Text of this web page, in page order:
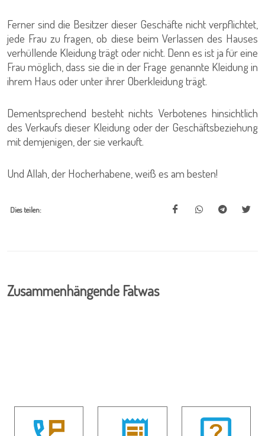
Ferner sind die Besitzer dieser Geschäfte nicht verpflichtet,
jede Frau zu fragen, ob diese beim Verlassen des Hauses
verhüllende Kleidung trägt oder nicht. Denn es ist ja für eine
Frau möglich, dass sie die in der Frage genannte Kleidung in
ihrem Haus oder unter ihrer Oberkleidung trägt.
Dementsprechend besteht nichts Verbotenes hinsichtlich
des Verkaufs dieser Kleidung oder der Geschäftsbeziehung
mit demjenigen, der sie verkauft.
Und Allah, der Hocherhabene, weiß es am besten!
Dies teilen:
Zusammenhängende Fatwas